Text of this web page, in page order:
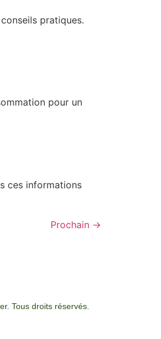
pratiques.
pour un
ces informations
Prochain →
Tous droits réservés.